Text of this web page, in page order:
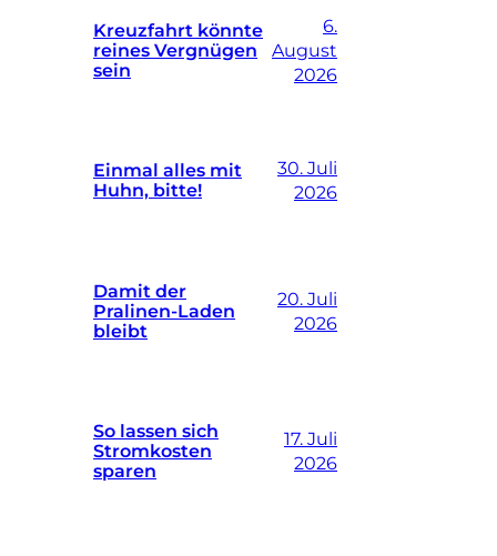
Kreuzfahrt könnte
reines Vergnügen
sein
6.
August
2026
Einmal alles mit
Huhn, bitte!
30. Juli
2026
Damit der
Pralinen-Laden
bleibt
20. Juli
2026
So lassen sich
Stromkosten
sparen
17. Juli
2026